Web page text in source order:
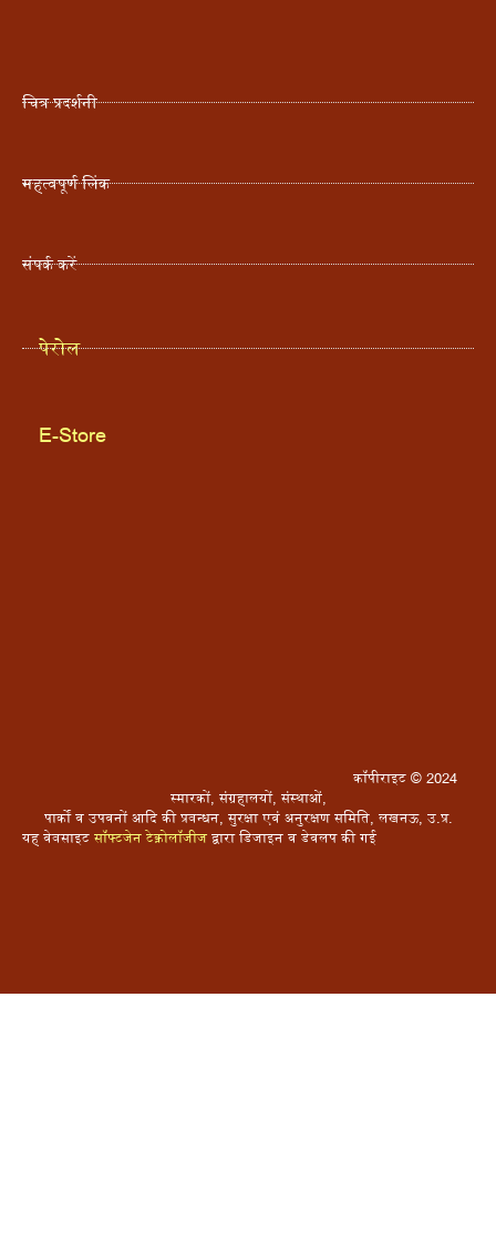
चित्र प्रदर्शनी
महत्वपूर्ण लिंक
संपर्क करें
   पेरोल
   E-Store
स्मारकों, संग्रहालयों, संस्थाओं,
पार्कों व उपवनों आदि की प्रबन्धन, सुरक्षा एवं अनुरक्षण समिति, लखनऊ, उ.प्र.
यह वेबसाइट सॉफ्टजेन टेक्नोलॉजीज